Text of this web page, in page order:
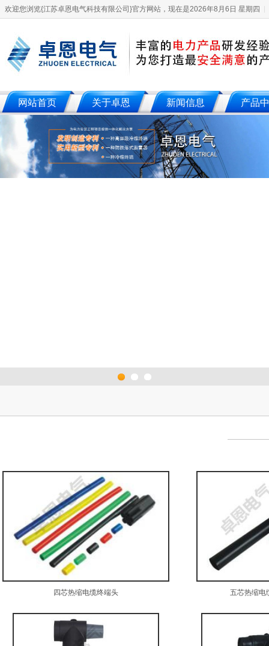
欢迎您浏览{江苏卓恩电气科技有限公司}官方网站，现在是2026年8月6日 星期四
网站首页 关于卓恩 新闻信息 产品
四芯热缩电缆终端头 五芯热缩电